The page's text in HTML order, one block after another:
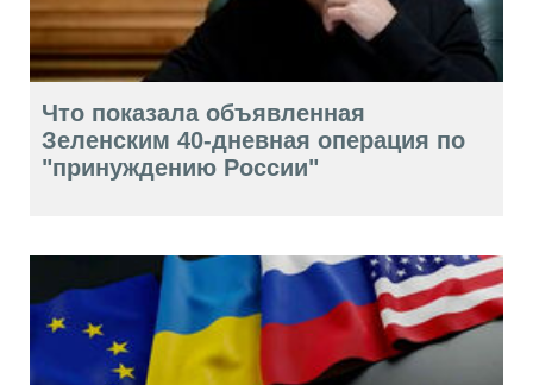
Что показала объявленная
Зеленским 40-дневная операция по
"принуждению России"